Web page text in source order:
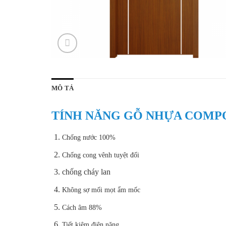
MÔ TẢ
TÍNH NĂNG GỖ NHỰA
Chống nước 100%
Chống cong vênh tuyệt đối
chống cháy lan
Không sợ mối mọt ẩm mốc
Cách âm 88%